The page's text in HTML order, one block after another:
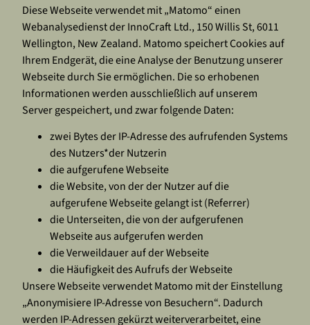
Diese Webseite verwendet mit „Matomo“ einen
Webanalysedienst der InnoCraft Ltd., 150 Willis St, 6011
Wellington, New Zealand. Matomo speichert Cookies auf
Ihrem Endgerät, die eine Analyse der Benutzung unserer
Webseite durch Sie ermöglichen. Die so erhobenen
Informationen werden ausschließlich auf unserem
Server gespeichert, und zwar folgende Daten:
zwei Bytes der IP-Adresse des aufrufenden Systems
des Nutzers*der Nutzerin
die aufgerufene Webseite
die Website, von der der Nutzer auf die
aufgerufene Webseite gelangt ist (Referrer)
die Unterseiten, die von der aufgerufenen
Webseite aus aufgerufen werden
die Verweildauer auf der Webseite
die Häufigkeit des Aufrufs der Webseite
Unsere Webseite verwendet Matomo mit der Einstellung
„Anonymisiere IP-Adresse von Besuchern“. Dadurch
werden IP-Adressen gekürzt weiterverarbeitet, eine